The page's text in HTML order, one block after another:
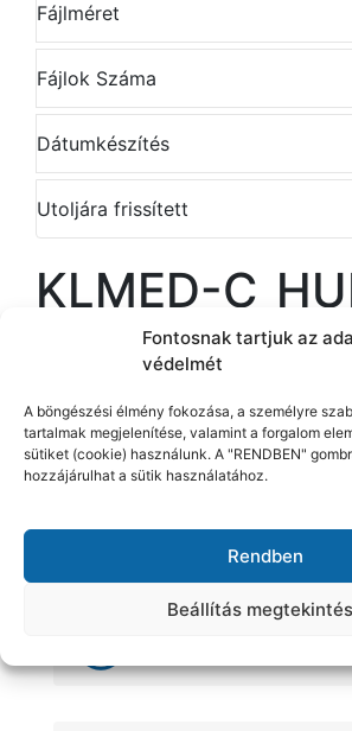
Fontosnak tartjuk az
védelmét
A böngészési élmény fokozása, a személyre
tartalmak megjelenítése, valamint a forgalom
sütiket (cookie) használunk. A "RENDBEN"
hozzájárulhat a sütik használatához.
Rendben
Beállítás
Fájlméret
Fájlok Száma
Dátumkészítés
Utoljára frissített
KLMED-
Nővérhívó rendszerek
Ágysáv rendszerek